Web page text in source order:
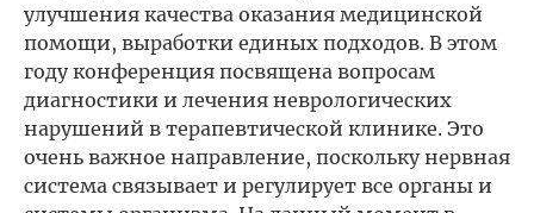
улучшения качества оказания медицинской
помощи, выработки единых подходов. В этом
году конференция посвящена вопросам
диагностики и лечения неврологических
нарушений в терапевтической клинике. Это
очень важное направление, поскольку нервная
система связывает и регулирует все органы и